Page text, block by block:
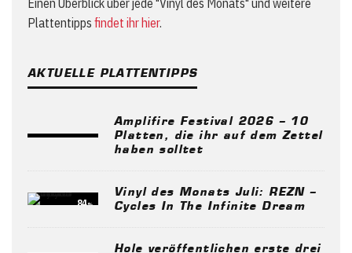
Plattentipps findet ihr hier.
AKTUELLE PLATTENTIPPS
Amplifire Festival 2026 – 10
Platten, die ihr auf dem Zettel
haben solltet
84%
Vinyl des Monats Juli: REZN –
Cycles In The Infinite Dream
Hole veröffentlichen erste drei